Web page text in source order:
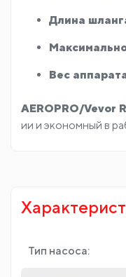
Длина
Вес
AEROPRO/Vevor
ии и экономный в
Тип насоса: